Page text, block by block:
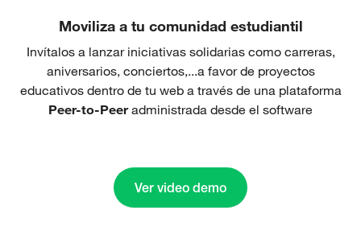
Moviliza a tu comunidad estudiantil
Invítalos a lanzar iniciativas solidarias como carreras,
aniversarios, conciertos,...a favor de proyectos
educativos dentro de tu web a través de una plataforma
Peer-to-Peeradministrada desde el software
Ver video demo